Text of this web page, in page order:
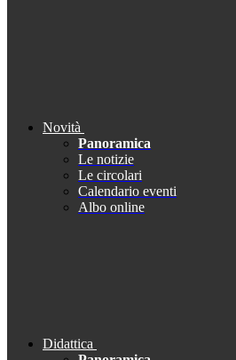
Novità
Panoramica
Le notizie
Le circolari
Calendario eventi
Albo online
Didattica